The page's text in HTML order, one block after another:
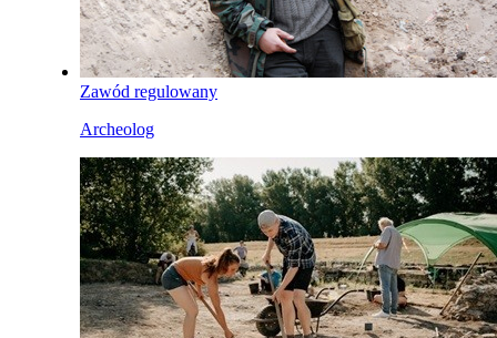
Zawód regulowany
Archeolog